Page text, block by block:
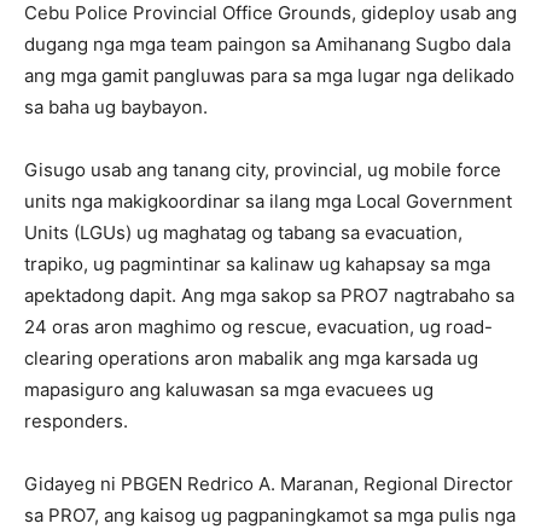
Cebu Police Provincial Office Grounds, gideploy usab ang
dugang nga mga team paingon sa Amihanang Sugbo dala
ang mga gamit pangluwas para sa mga lugar nga delikado
sa baha ug baybayon.
Gisugo usab ang tanang city, provincial, ug mobile force
units nga makigkoordinar sa ilang mga Local Government
Units (LGUs) ug maghatag og tabang sa evacuation,
trapiko, ug pagmintinar sa kalinaw ug kahapsay sa mga
apektadong dapit. Ang mga sakop sa PRO7 nagtrabaho sa
24 oras aron maghimo og rescue, evacuation, ug road-
clearing operations aron mabalik ang mga karsada ug
mapasiguro ang kaluwasan sa mga evacuees ug
responders.
Gidayeg ni PBGEN Redrico A. Maranan, Regional Director
sa PRO7, ang kaisog ug pagpaningkamot sa mga pulis nga